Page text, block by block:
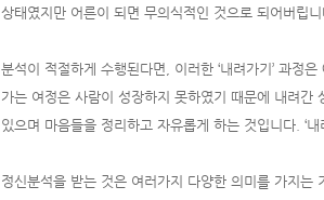
상태였지만 어른이 되면 무의식적인 것으로 되어버립니
분석이 적절하게 수행된다면, 이러한 ‘내려가기’ 과정
가는 여정은 사람이 성장하지 못하였기 때문에 내려간
있으며 마음들을 정리하고 자유롭게 하는 것입니다. ‘
정신분석을 받는 것은 여러가지 다양한 의미를 가지